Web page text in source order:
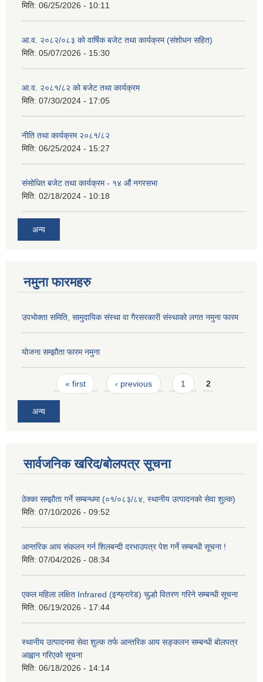
मिति: 06/25/2026 - 10:11
आ.व. २०८२/०८३ को वार्षिक बजेट तथा कार्यक्रम (संशोधन सहित)
मिति: 05/07/2026 - 15:30
आ.व. २०८१/८२ को बजेट तथा कार्यक्रम
मिति: 07/30/2024 - 17:05
नीति तथा कार्यक्रम २०८१/८२
मिति: 06/25/2024 - 15:27
संसोधित बजेट तथा कार्यक्रम - १४ औं नगरसभा
मिति: 02/18/2024 - 10:18
अन्य
नमुना फारमहरु
उपभोक्ता समिति, सामुदायिक संस्था वा गैरसरकारी संस्थाको लगत नमुना फारम
योजना सम्झौता फारम नमुना
Pages« first ‹ previous 1 2
अन्य
सार्वजनिक खरिद/बोलपत्र सूचना
ठेक्का सम्झौता गर्ने सम्बन्धमा (०१/०८३/८४, स्थानीय उत्पादनको सेवा शुल्क)
मिति: 07/10/2026 - 09:52
आन्तरिक आय संकलन गर्न शिलबन्दी दरभाउपत्र पेश गर्ने सम्बन्धी सूचना !
मिति: 07/04/2026 - 08:34
एकल महिला लक्षित Infrared (इन्फ्रारेड) चुल्हो वितरण गरिने सम्बन्धी सूचना
मिति: 06/19/2026 - 17:44
स्थानीय उत्पादनमा सेवा शुल्क तर्फ आन्तरिक आय सङ्कलन सम्बन्धी बोलपत्र
आह्वान गरिएको सूचना
मिति: 06/18/2026 - 14:14